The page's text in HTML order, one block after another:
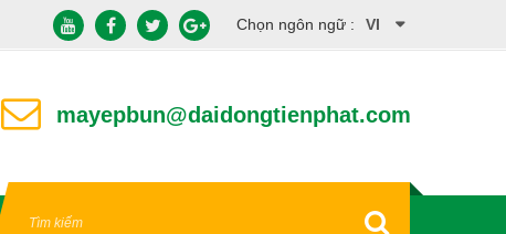
Chọn ngôn ngữ : VI
mayepbun@daidongtienphat.com